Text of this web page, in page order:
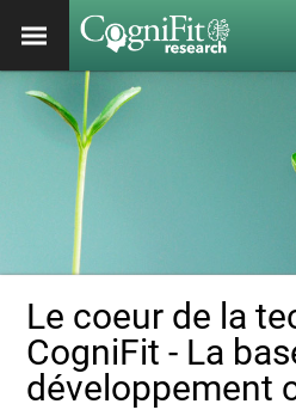
Le coeur de la
CogniFit - La
développement